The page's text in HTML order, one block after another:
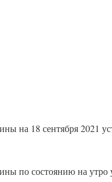
на 18 сентября 2021
по состоянию на утро